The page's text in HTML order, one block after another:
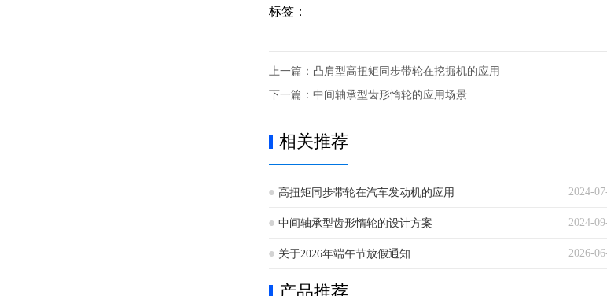
标签：
上一篇： 凸肩型高扭矩同步带轮在挖掘机的应用
下一篇： 中间轴承型齿形惰轮的应用场景
相关推荐
2024-
高扭矩同步带轮在汽车发动机的应用
2024-
中间轴承型齿形惰轮的设计方案
2026-
关于2026年端午节放假通知
产品推荐